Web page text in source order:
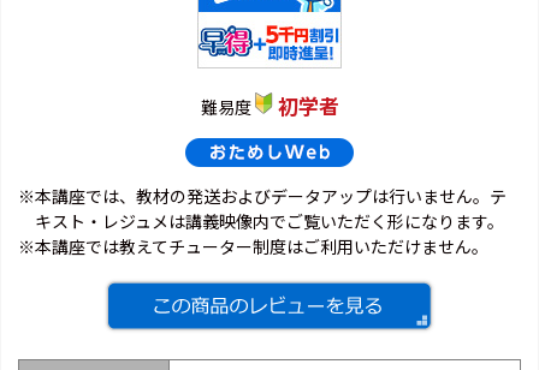
難易度 初学者
※本講座では、教材の発送およびデータアップは行いません。テ
キスト・レジュメは講義映像内でご覧いただく形になります。
※本講座では教えてチューター制度はご利用いただけません。